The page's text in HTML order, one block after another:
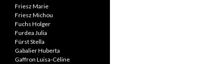
Friesz Marie
Friesz Michou
Fuchs Holger
Furdea Julia
Fürst Stella
Gabalier Huberta
Gaffron Luisa-Céline